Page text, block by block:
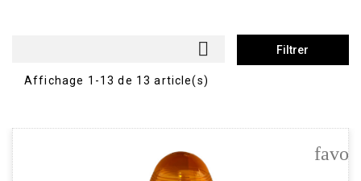
 Filtrer
Affichage 1-13 de 13 article(s)